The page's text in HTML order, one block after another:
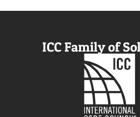
ICC Family of